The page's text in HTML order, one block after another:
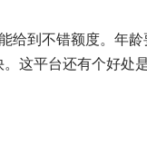
给到不错额度。年龄
这平台还有个好处